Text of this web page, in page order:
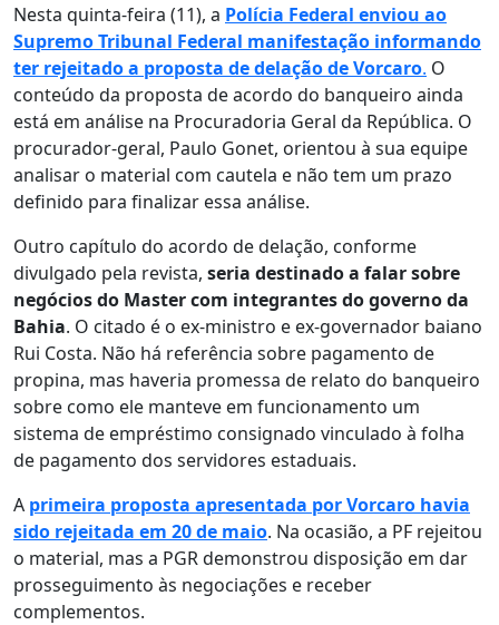
Nesta quinta-feira (11), a Polícia Federal enviou ao
Supremo Tribunal Federal manifestação informando
ter rejeitado a proposta de delação de Vorcaro. O
conteúdo da proposta de acordo do banqueiro ainda
está em análise na Procuradoria Geral da República. O
procurador-geral, Paulo Gonet, orientou à sua equipe
analisar o material com cautela e não tem um prazo
definido para finalizar essa análise.
Outro capítulo do acordo de delação, conforme
divulgado pela revista, seria destinado a falar sobre
negócios do Master com integrantes do governo da
Bahia. O citado é o ex-ministro e ex-governador baiano
Rui Costa. Não há referência sobre pagamento de
propina, mas haveria promessa de relato do banqueiro
sobre como ele manteve em funcionamento um
sistema de empréstimo consignado vinculado à folha
de pagamento dos servidores estaduais.
A primeira proposta apresentada por Vorcaro havia
sido rejeitada em 20 de maio. Na ocasião, a PF rejeitou
o material, mas a PGR demonstrou disposição em dar
prosseguimento às negociações e receber
complementos.